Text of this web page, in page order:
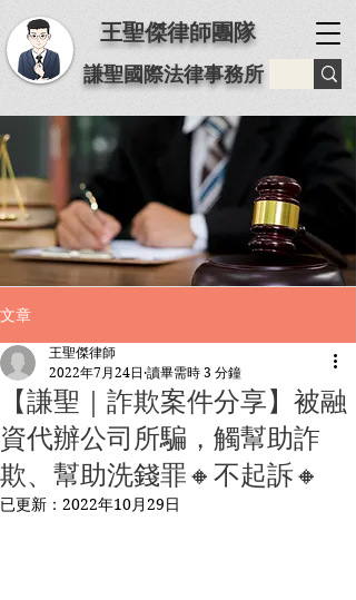
王聖傑律師團隊
謙聖國際法律事務所
文章
【謙聖｜詐欺案件分享】️被融
資代辦公司所騙，觸幫助詐
欺、幫助洗錢罪🔸不起訴🔸️
王聖傑律師
2022年7月24日 讀畢需時 3 分鐘
已更新： 2022年10月29日